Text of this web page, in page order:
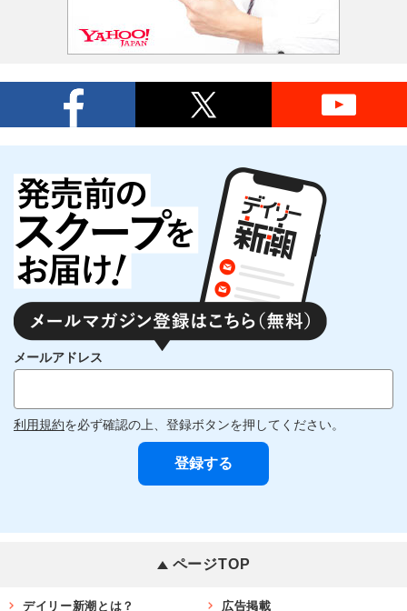
メールアドレス
利用規約を必ず確認の上、登録ボタンを押してください。
ページTOP
デイリー新潮とは？ 広告掲載